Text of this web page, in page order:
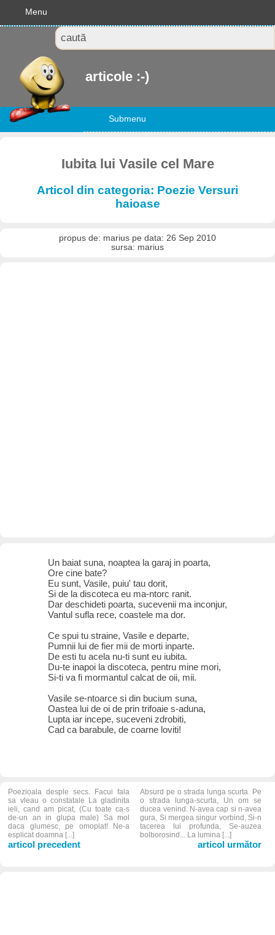
Menu
articole :-)
Submenu
Iubita lui Vasile cel Mare
Articol din categoria: Poezie Versuri
haioase
propus de: marius pe data: 26 Sep 2010
sursa: marius
Un baiat suna, noaptea la garaj in poarta,
Ore cine bate?
Eu sunt, Vasile, puiu' tau dorit,
Si de la discoteca eu ma-ntorc ranit.
Dar deschideti poarta, sucevenii ma inconjur,
Vantul sufla rece, coastele ma dor.
Ce spui tu straine, Vasile e departe,
Pumnii lui de fier mii de morti inparte.
De esti tu acela nu-ti sunt eu iubita.
Du-te inapoi la discoteca, pentru mine mori,
Si-ti va fi mormantul calcat de oii, mii.
Vasile se-ntoarce si din bucium suna,
Oastea lui de oi de prin trifoaie s-aduna,
Lupta iar incepe, suceveni zdrobiti,
Cad ca barabule, de coarne loviti!
Poezioala desple secs. Facui fala
sa vleau o constatale La gladinita
ieli, cand am picat, (Cu toate ca-s
de-un an in glupa male) Sa mol
daca glumesc, pe omoplat! Ne-a
esplicat doamna [...]
articol precedent
Absurd pe o strada lunga scurta. Pe
o strada lunga-scurta, Un om se
ducea venind. N-avea cap si n-avea
gura, Si mergea singur vorbind, Si-n
tacerea lui profunda, Se-auzea
bolborosind... La lumina [...]
articol următor